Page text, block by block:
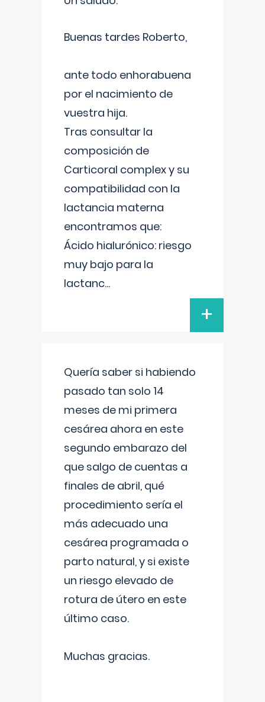
Buenas tardes Roberto,
ante todo enhorabuena
por el nacimiento de
vuestra hija.
Tras consultar la
composición de
Carticoral complex y su
compatibilidad con la
lactancia materna
encontramos que:
Ácido hialurónico: riesgo
muy bajo para la
lactanc...
+
Quería saber si habiendo
pasado tan solo 14
meses de mi primera
cesárea ahora en este
segundo embarazo del
que salgo de cuentas a
finales de abril, qué
procedimiento sería el
más adecuado una
cesárea programada o
parto natural, y si existe
un riesgo elevado de
rotura de útero en este
último caso.
Muchas gracias.